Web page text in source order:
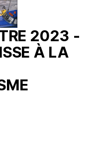
2023 -
À LA